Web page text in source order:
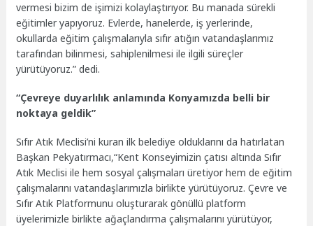
vermesi bizim de işimizi kolaylaştırıyor. Bu manada sürekli
eğitimler yapıyoruz. Evlerde, hanelerde, iş yerlerinde,
okullarda eğitim çalışmalarıyla sıfır atığın vatandaşlarımız
tarafından bilinmesi, sahiplenilmesi ile ilgili süreçler
yürütüyoruz.” dedi.
“Çevreye duyarlılık anlamında Konyamızda belli bir
noktaya geldik”
Sıfır Atık Meclisi’ni kuran ilk belediye olduklarını da hatırlatan
Başkan Pekyatırmacı,“Kent Konseyimizin çatısı altında Sıfır
Atık Meclisi ile hem sosyal çalışmaları üretiyor hem de eğitim
çalışmalarını vatandaşlarımızla birlikte yürütüyoruz. Çevre ve
Sıfır Atık Platformunu oluşturarak gönüllü platform
üyelerimizle birlikte ağaçlandırma çalışmalarını yürütüyor,